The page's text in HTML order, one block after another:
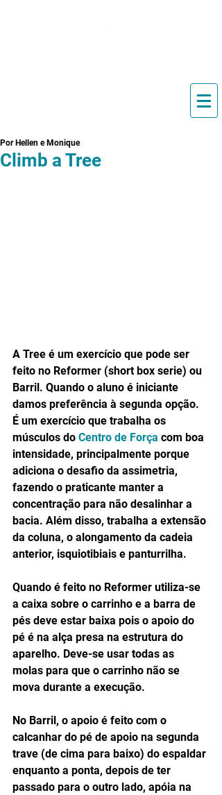
Climb a Tree
Por Hellen e Monique
A Tree é um exercício que pode ser
feito no Reformer (short box serie) ou
Barril. Quando o aluno é iniciante
damos preferência à segunda opção.
É um exercício que trabalha os
músculos do Centro de Força com boa
intensidade, principalmente porque
adiciona o desafio da assimetria,
fazendo o praticante manter a
concentração para não desalinhar a
bacia. Além disso, trabalha a extensão
da coluna, o alongamento da cadeia
anterior, isquiotibiais e panturrilha.
Quando é feito no Reformer utiliza-se
a caixa sobre o carrinho e a barra de
pés deve estar baixa pois o apoio do
pé é na alça presa na estrutura do
aparelho. Deve-se usar todas as
molas para que o carrinho não se
mova durante a execução.
No Barril, o apoio é feito com o
calcanhar do pé de apoio na segunda
trave (de cima para baixo) do espaldar
enquanto a ponta, depois de ter
passado para o outro lado, apóia na